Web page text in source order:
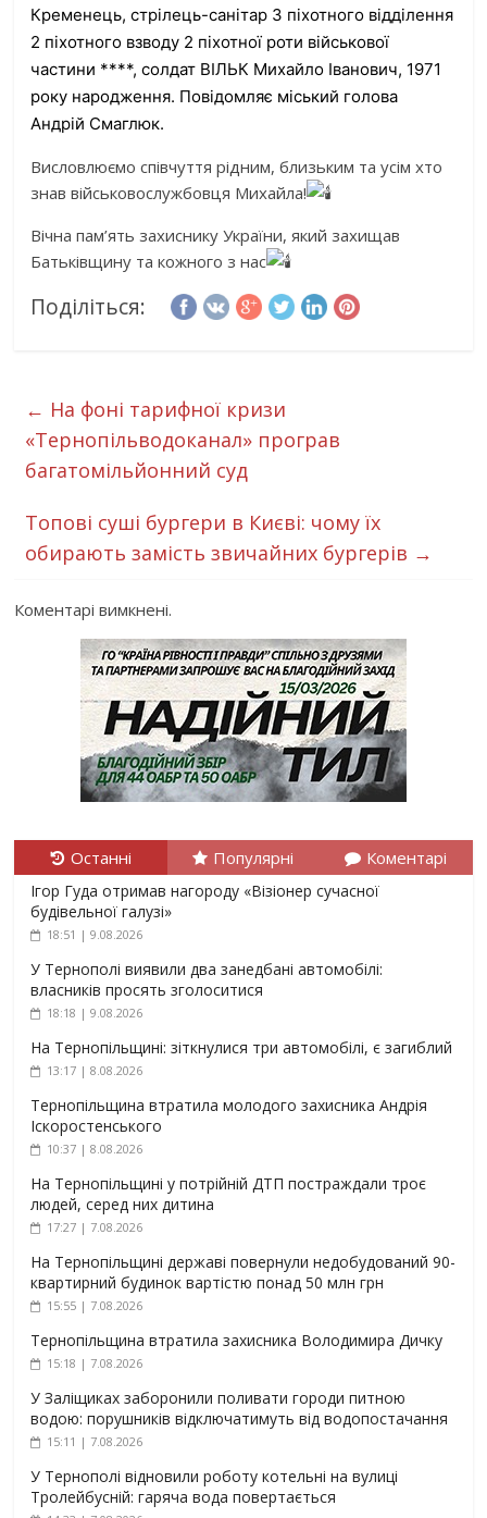
Кременець, стрілець-санітар 3 піхотного відділення
2 піхотного взводу 2 піхотної роти військової
частини ****, солдат ВІЛЬК Михайло Іванович, 1971
року народження. Повідомляє міський голова
Андрій Смаглюк.
Висловлюємо співчуття рідним, близьким та усім хто
знав військовослужбовця Михайла!
Вічна пам’ять захиснику України, який захищав
Батьківщину та кожного з нас
Поділіться:
← На фоні тарифної кризи
«Тернопільводоканал» програв
багатомільйонний суд
Топові суші бургери в Києві: чому їх
обирають замість звичайних бургерів →
Коментарі вимкнені.
Останні Популярні Коментарі
Ігор Гуда отримав нагороду «Візіонер сучасної
будівельної галузі»
18:51 | 9.08.2026
У Тернополі виявили два занедбані автомобілі:
власників просять зголоситися
18:18 | 9.08.2026
На Тернопільщині: зіткнулися три автомобілі, є загиблий
13:17 | 8.08.2026
Тернопільщина втратила молодого захисника Андрія
Іскоростенського
10:37 | 8.08.2026
На Тернопільщині у потрійній ДТП постраждали троє
людей, серед них дитина
17:27 | 7.08.2026
На Тернопільщині державі повернули недобудований 90-
квартирний будинок вартістю понад 50 млн грн
15:55 | 7.08.2026
Тернопільщина втратила захисника Володимира Дичку
15:18 | 7.08.2026
У Заліщиках заборонили поливати городи питною
водою: порушників відключатимуть від водопостачання
15:11 | 7.08.2026
У Тернополі відновили роботу котельні на вулиці
Тролейбусній: гаряча вода повертається